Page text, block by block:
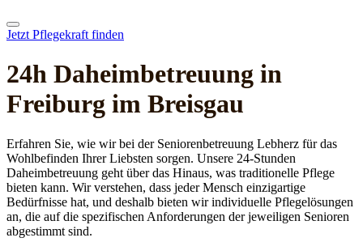
Jetzt Pflegekraft finden
24h Daheim­betreuung in
Freiburg im Breisgau
Erfahren Sie, wie wir bei der Seniorenbetreuung Lebherz für das
Wohlbefinden Ihrer Liebsten sorgen. Unsere 24-Stunden
Daheimbetreuung geht über das Hinaus, was traditionelle Pflege
bieten kann. Wir verstehen, dass jeder Mensch einzigartige
Bedürfnisse hat, und deshalb bieten wir individuelle Pflegelösungen
an, die auf die spezifischen Anforderungen der jeweiligen Senioren
abgestimmt sind.